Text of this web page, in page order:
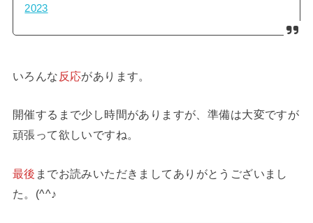
2023
いろんな 反応があります。
開催するまで少し時間がありますが、準備は大変ですが
頑張って欲しいですね。
最後 までお読みいただきましてありがとうございまし
た。(^^♪